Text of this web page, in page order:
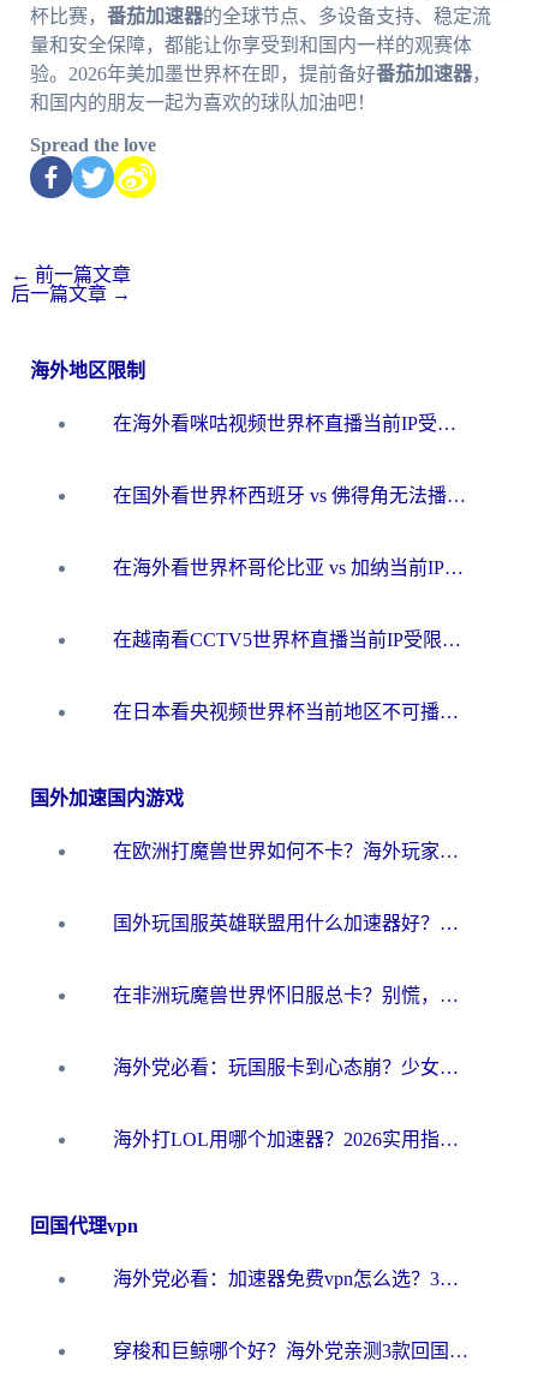
杯比赛， 番茄加速器的全球节点、多设备支持、稳定流
量和安全保障，都能让你享受到和国内一样的观赛体
验。2026年美加墨世界杯在即，提前备好番茄加速器，
和国内的朋友一起为喜欢的球队加油吧！
Spread the love
← 前一篇文章
后一篇文章 →
海外地区限制
在海外看咪咕视频世界杯直播当前IP受限制？这篇指南帮你搞定所有体育赛事观看难题
在国外看世界杯西班牙 vs 佛得角无法播放？这篇指南帮你解锁所有中文体育直播
在海外看世界杯哥伦比亚 vs 加纳当前IP受限制？这篇指南帮你流畅看中文解说赛事
在越南看CCTV5世界杯直播当前IP受限制？海外党体育观赛终极指南来了
在日本看央视频世界杯当前地区不可播放？海外党体育观赛终极指南
国外加速国内游戏
在欧洲打魔兽世界如何不卡？海外玩家的国服游戏加速终极攻略
国外玩国服英雄联盟用什么加速器好？海外党亲测有效的国服游戏加速指南
在非洲玩魔兽世界怀旧服总卡？别慌，这份指南帮你丝滑开荒
海外党必看：玩国服卡到心态崩？少女前线云图计划加速器免费推荐+碧蓝航线足球世界流畅攻略
海外打LOL用哪个加速器？2026实用指南：从延迟到设备适配，一篇解决你的国服游戏痛点
回国代理vpn
海外党必看：加速器免费vpn怎么选？3步教你无缝访问国内资源
穿梭和巨鲸哪个好？海外党亲测3款回国加速器，教你避开90%的坑